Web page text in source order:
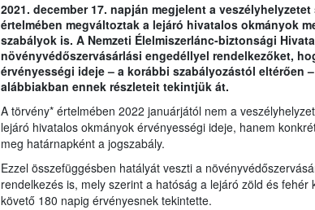
2021. december 17. napján megjelent a
értelmében megváltoztak a lejáró hivatalos okmányok
szabályok is. A Nemzeti Élelmiszerlánc-biztonsági
növényvédőszervásárlási engedéllyel rendelkezőket,
érvényességi ideje – a korábbi szabályozástól eltérően
alábbiakban ennek részleteit tekintjük át.
A törvény* értelmében 2022 januárjától nem a
lejáró hivatalos okmányok érvényességi ideje, hanem
meg határnapként a jogszabály.
Ezzel összefüggésben hatályát veszti a
rendelkezés is, mely szerint a hatóság a lejáró zöld és
követő 180 napig érvényesnek tekintette.